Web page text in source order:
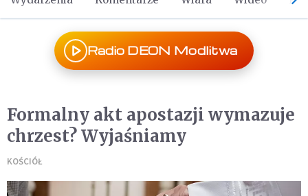
Radio DEON Modlitwa
Formalny akt apostazji wymazuje
chrzest? Wyjaśniamy
KOŚCIÓŁ